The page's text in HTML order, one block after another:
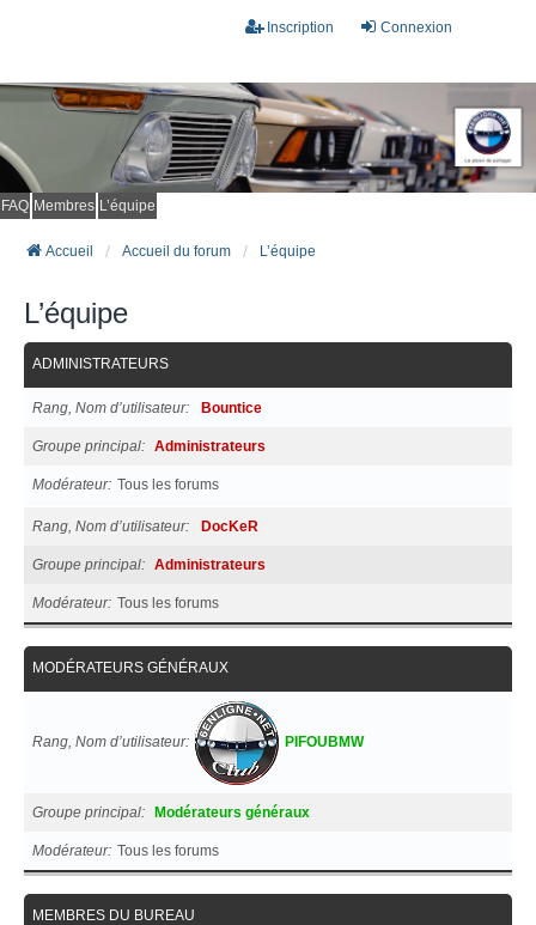
Connexion
Inscription
FAQ Membres L’équipe
Accueil Accueil du forum L’équipe
L’équipe
ADMINISTRATEURS
Rang, Nom d’utilisateur Bountice
Groupe principal Administrateurs
Modérateur Tous les forums
Rang, Nom d’utilisateur DocKeR
Groupe principal Administrateurs
Modérateur Tous les forums
MODÉRATEURS GÉNÉRAUX
Rang, Nom d’utilisateur PIFOUBMW
Groupe principal Modérateurs généraux
Modérateur Tous les forums
MEMBRES DU BUREAU